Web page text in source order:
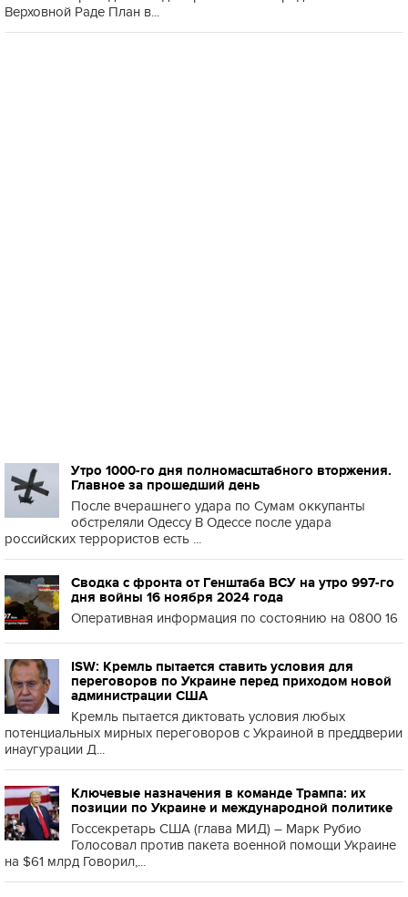
Верховной Раде План в...
Утро 1000-го дня полномасштабного вторжения.
Главное за прошедший день
После вчерашнего удара по Сумам оккупанты
обстреляли Одессу В Одессе после удара
российских террористов есть ...
Сводка с фронта от Генштаба ВСУ на утро 997-го
дня войны 16 ноября 2024 года
Оперативная информация по состоянию на 0800 16
ISW: Кремль пытается ставить условия для
переговоров по Украине перед приходом новой
администрации США
Кремль пытается диктовать условия любых
потенциальных мирных переговоров с Украиной в преддверии
инаугурации Д...
Ключевые назначения в команде Трампа: их
позиции по Украине и международной политике
Госсекретарь США (глава МИД) – Марк Рубио
Голосовал против пакета военной помощи Украине
на $61 млрд Говорил,...